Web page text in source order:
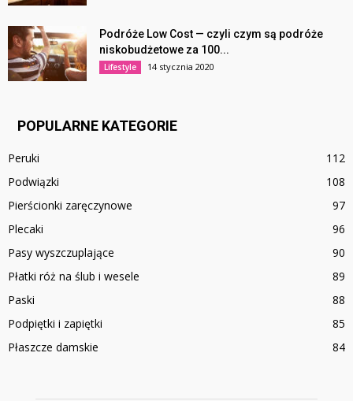
Podróże Low Cost — czyli czym są podróże
niskobudżetowe za 100...
Lifestyle 14 stycznia 2020
POPULARNE KATEGORIE
Peruki
112
Podwiązki
108
Pierścionki zaręczynowe
97
Plecaki
96
Pasy wyszczuplające
90
Płatki róż na ślub i wesele
89
Paski
88
Podpiętki i zapiętki
85
Płaszcze damskie
84